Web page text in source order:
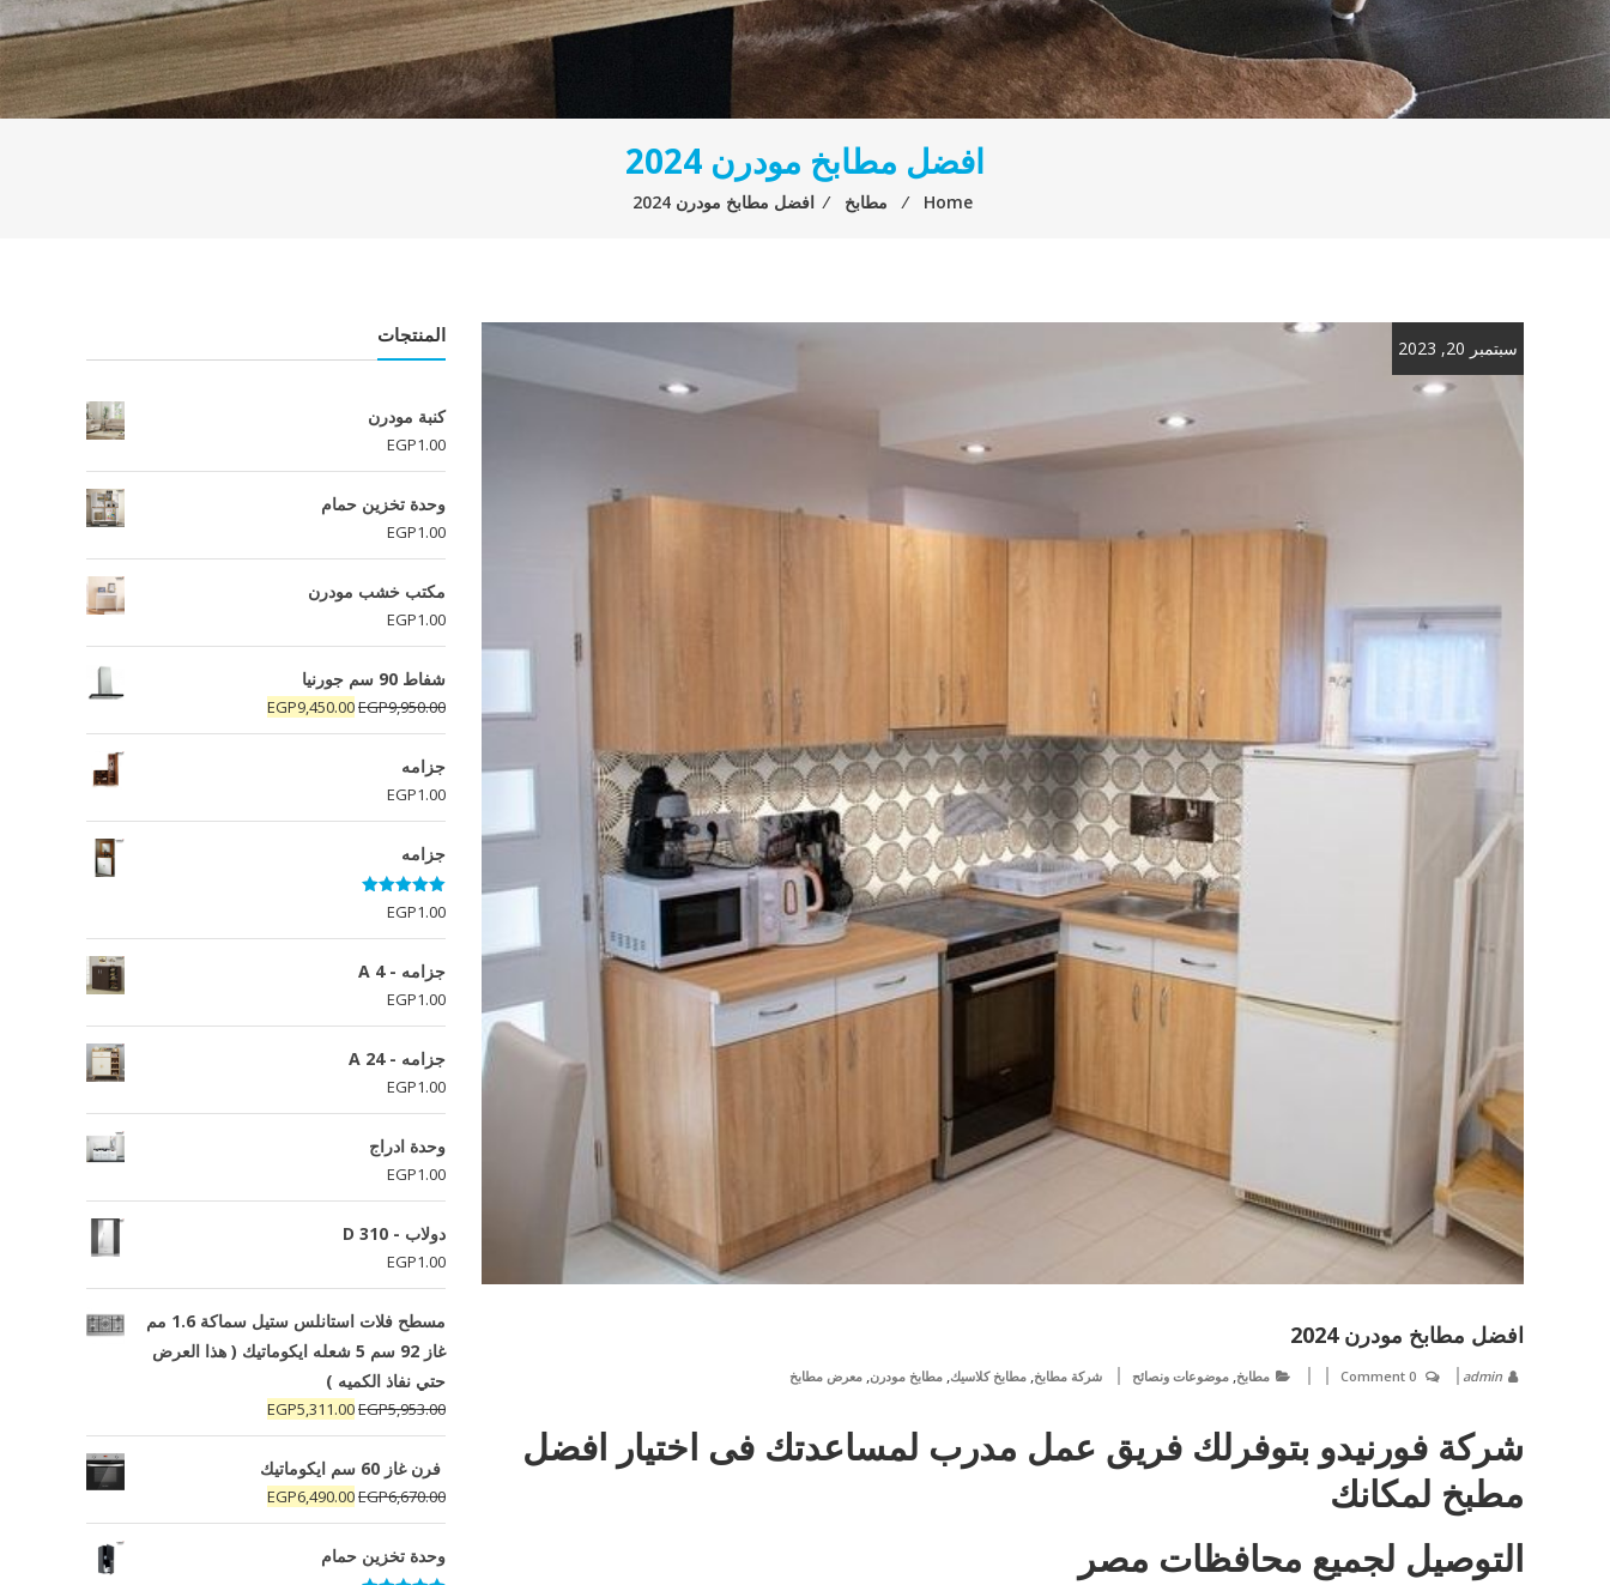
افضل مطابخ مودرن 2024
Home
⁄ مطابخ ⁄ افضل مطابخ مودرن 2024
سبتمبر 20, 2023
افضل مطابخ مودرن 2024
admin
0 Comment مطابخ, موضوعات ونصائح شركة مطابخ, مطابخ كلاسيك, مطابخ مودرن, معرض مطابخ
‎شركة فورنيدو بتوفرلك فريق عمل مدرب لمساعدتك فى اختيار افضل
مطبخ لمكانك
التوصيل لجميع محافظات مصر
المنتجات
كنبة مودرن
EGP1.00
وحدة تخزين حمام
EGP1.00
مكتب خشب مودرن
EGP1.00
شفاط 90 سم جورنيا
EGP9,950.00
السعر
الأصلي
EGP9,450.00
السعر
الحالي
جزامه
EGP1.00
جزامه
تم التقييم
5.00
من 5
EGP1.00
جزامه - A 4
EGP1.00
جزامه - A 24
EGP1.00
وحدة ادراج
EGP1.00
دولاب - D 310
EGP1.00
مسطح فلات استانلس ستيل سماكة 1.6 مم
غاز 92 سم 5 شعله ايكوماتيك ( هذا العرض
حتي نفاذ الكميه )
EGP5,953.00
السعر
الأصلي
هو:
EGP5,953.00.
EGP5,311.00
السعر
الحالي
هو:
EGP5,311.00.
فرن غاز 60 سم ايكوماتيك
EGP6,670.00
السعر
الأصلي
هو:
EGP6,490.00
السعر
الحالي
وحدة تخزين حمام